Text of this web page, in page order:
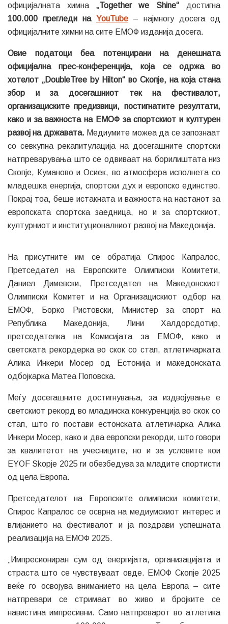
официјалната химна „Together we Shine“ достигна
100.000 прегледи на YouTube – најмногу досега од
официјалните химни на сите ЕМОФ изданија досега.
Овие податоци беа потенцирани на денешната
официјална прес-конференција, која се одржа во
хотелот „DoubleTree by Hilton“ во Скопје, на која стана
збор и за досегашниот тек на фестивалот,
организациските предизвици, постигнатите резултати,
како и за важноста на ЕМОФ за спортскиот и културен
развој на државата. Медиумите можеа да се запознаат
со севкупна рекапитулација на досегашните спортски
натпреварувања што се одвиваат на борилиштата низ
Скопје, Куманово и Осиек, во атмосфера исполнета со
младешка енергија, спортски дух и европско единство.
Покрај тоа, беше истакната и важноста на настанот за
европската спортска заедница, но и за спортскиот,
културниот и институционалниот развој на Македонија.
На присутните им се обратија Спирос Капралос,
Претседател на Европските Олимписки Комитети,
Даниел Димевски, Претседател на Македонскиот
Олимписки Комитет и на Организацискиот одбор на
ЕМОФ, Борко Ристовски, Министер за спорт на
Република Македонија, Лини Халдорсдотир,
претседателка на Комисијата за ЕМОФ, како и
светската рекордерка во скок со стап, атлетичарката
Алика Инкери Мосер од Естонија и македонската
одбојкарка Матеа Поповска.
Меѓу досегашните достигнувања, за издвојување е
светскиот рекорд во младинска конкуренција во скок со
стап, што го постави естонската атлетичарка Алика
Инкери Мосер, како и два европски рекорди, што говори
за квалитетот на учесниците, но и за условите кои
EYOF Skopje 2025 ги обезбедува за младите спортисти
од цела Европа.
Претседателот на Европските олимписки комитети,
Спирос Капралос се осврна на медиумскиот интерес и
влијанието на фестивалот и ја поздрави успешната
реализација на ЕМОФ 2025.
„Импресиониран сум од енергијата, организацијата и
страста што се чувствуваат овде. ЕМОФ Скопје 2025
веќе го освојува вниманието на цела Европа – сите
натпревари се стримаат во живо и бројките се
навистина импресивни. Само натпреварот во атлетика